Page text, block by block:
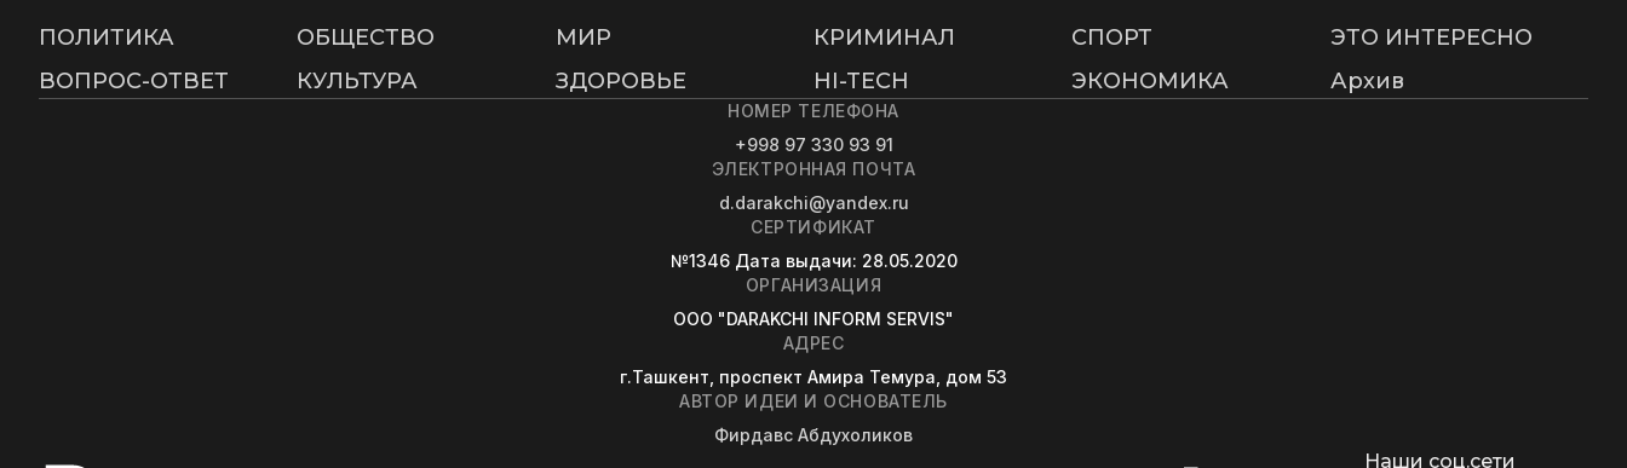
ПОЛИТИКА ОБЩЕСТВО МИР КРИМИНАЛ СПОРТ
ЭТО ИНТЕРЕСНО
ВОПРОС-ОТВЕТ
КУЛЬТУРА ЗДОРОВЬЕ HI-TECH ЭКОНОМИКА Архив
НОМЕР ТЕЛЕФОНА
+998 97 330 93 91
ЭЛЕКТРОННАЯ ПОЧТА
d.darakchi@yandex.ru
СЕРТИФИКАТ
№1346 Дата выдачи: 28.05.2020
ОРГАНИЗАЦИЯ
OOO "DARAKCHI INFORM SERVIS"
АДРЕС
г.Ташкент, проспект Амира Темура, дом 53
АВТОР ИДЕИ И ОСНОВАТЕЛЬ
Фирдавс Абдухоликов
Наши соц.сети